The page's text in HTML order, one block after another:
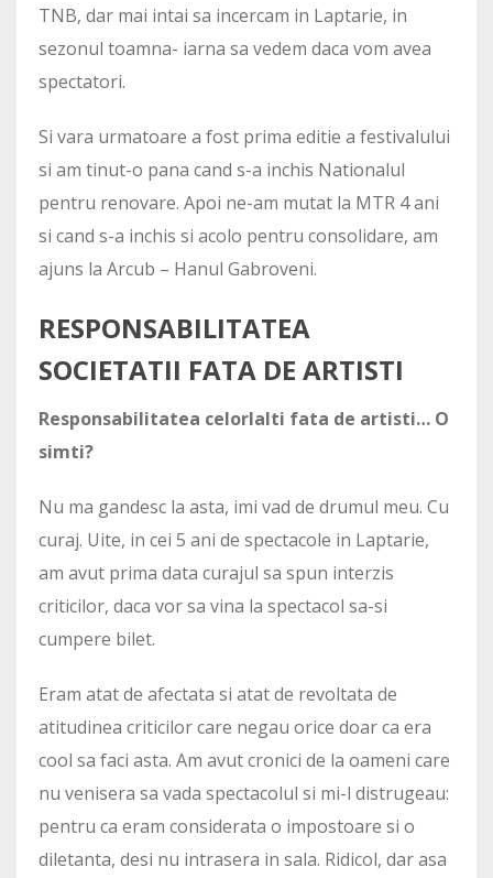
TNB, dar mai intai sa incercam in Laptarie, in
sezonul toamna- iarna sa vedem daca vom avea
spectatori.
Si vara urmatoare a fost prima editie a festivalului
si am tinut-o pana cand s-a inchis Nationalul
pentru renovare. Apoi ne-am mutat la MTR 4 ani
si cand s-a inchis si acolo pentru consolidare, am
ajuns la Arcub – Hanul Gabroveni.
RESPONSABILITATEA
SOCIETATII FATA DE ARTISTI
Responsabilitatea celorlalti fata de artisti… O
simti?
Nu ma gandesc la asta, imi vad de drumul meu. Cu
curaj. Uite, in cei 5 ani de spectacole in Laptarie,
am avut prima data curajul sa spun interzis
criticilor, daca vor sa vina la spectacol sa-si
cumpere bilet.
Eram atat de afectata si atat de revoltata de
atitudinea criticilor care negau orice doar ca era
cool sa faci asta. Am avut cronici de la oameni care
nu venisera sa vada spectacolul si mi-l distrugeau:
pentru ca eram considerata o impostoare si o
diletanta, desi nu intrasera in sala. Ridicol, dar asa